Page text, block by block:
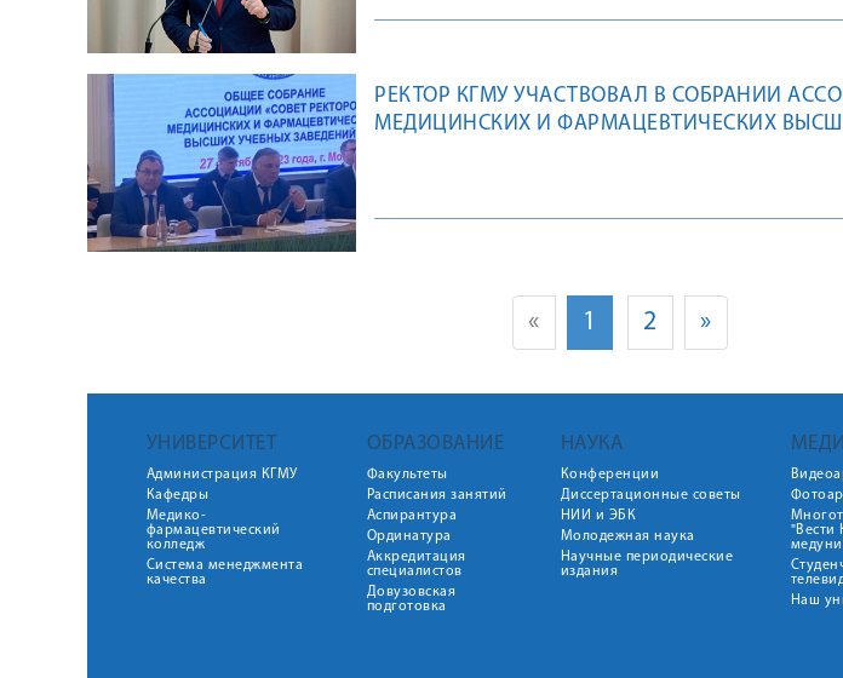
РЕКТОР КГМУ УЧАСТВОВАЛ В СОБРАНИИ
МЕДИЦИНСКИХ И ФАРМАЦЕВТИЧЕСКИХ
« 1 2 »
УНИВЕРСИТЕТ
Администрация КГМУ
Кафедры
Медико-
фармацевтический
колледж
Система менеджмента
качества
ОБРАЗОВАНИЕ
Факультеты
Расписания занятий
Аспирантура
Ординатура
Аккредитация
специалистов
Довузовская
подготовка
НАУКА
Конференции
Диссертационные советы
НИИ и ЭБК
Молодежная наука
Научные периодические
издания
"Вести
Наш